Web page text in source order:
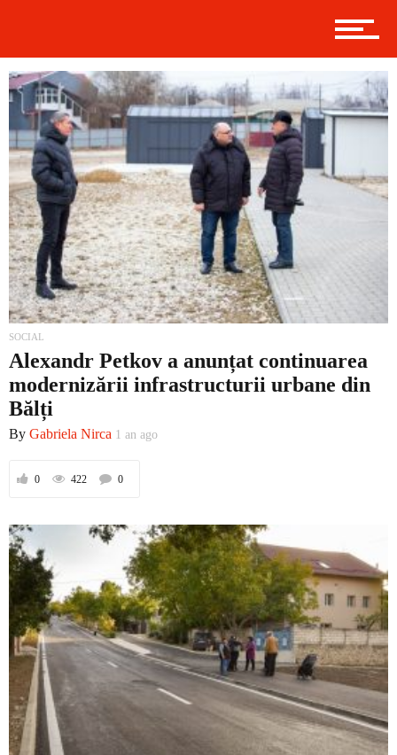
Externe
Social
Economic
Contact
Prima
Externe
Social
Economic
SOCIAL
Alexandr Petkov a anunțat continuarea
modernizării infrastructurii urbane din
Bălți
By Gabriela Nirca 1 an ago
0 422 0